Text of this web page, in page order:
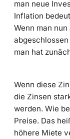
man neue
Inflation
Wenn man
man hat
Wenn diese
die Zinsen
werden. Wie
Preise. Das
höhere Miete